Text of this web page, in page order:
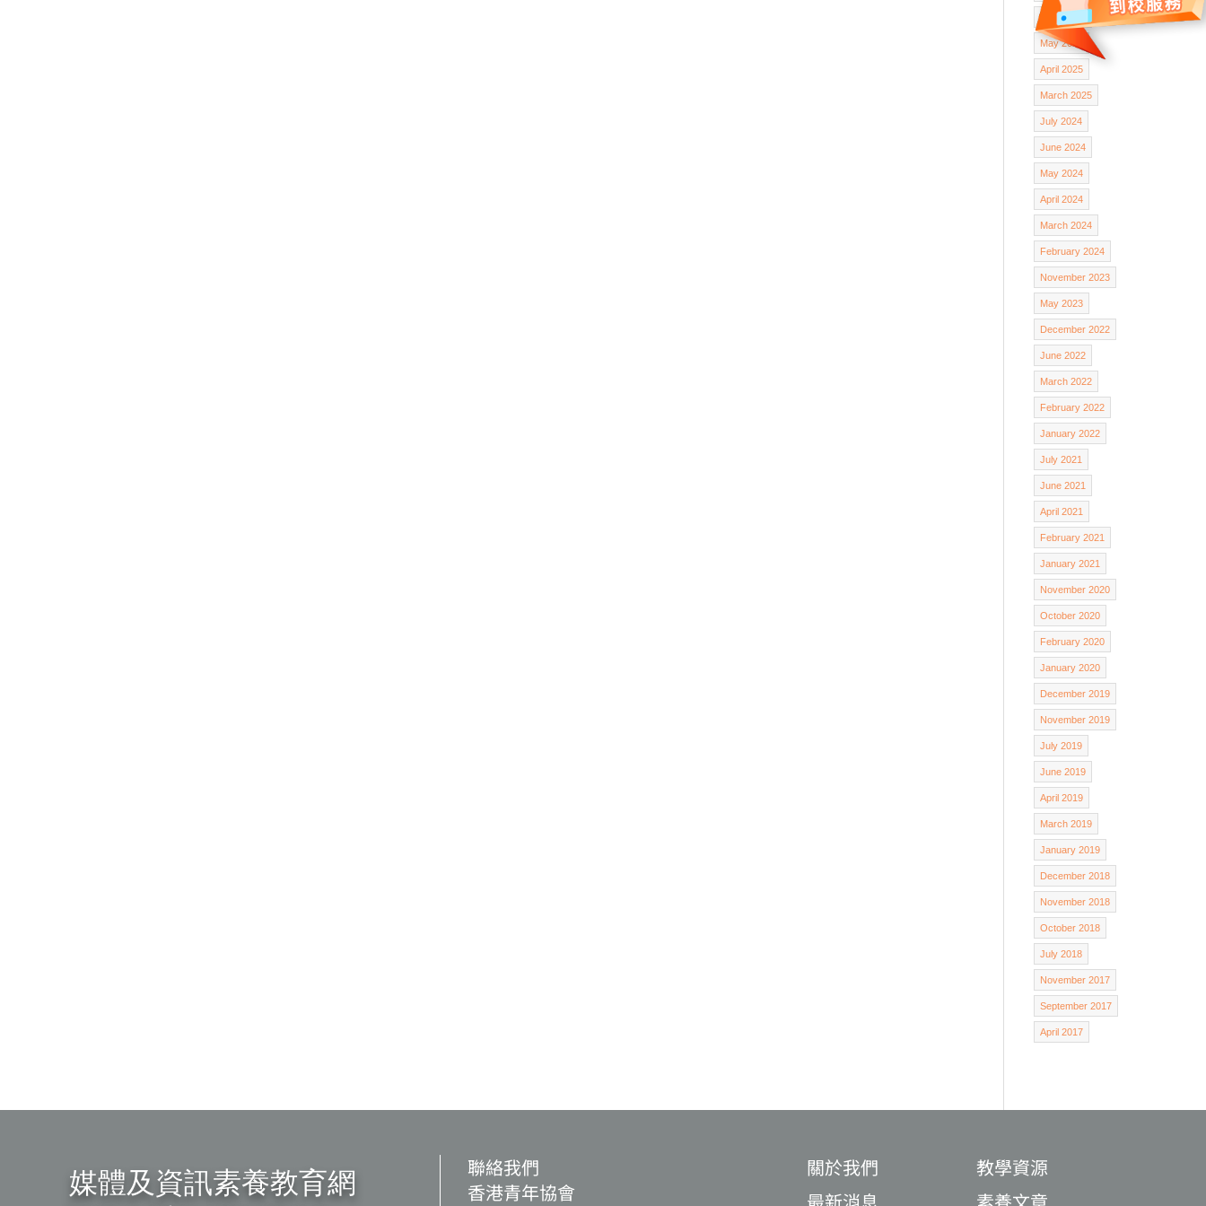
June 2025
May 2025
April 2025
March 2025
July 2024
June 2024
May 2024
April 2024
March 2024
February 2024
November 2023
May 2023
December 2022
June 2022
March 2022
February 2022
January 2022
July 2021
June 2021
April 2021
February 2021
January 2021
November 2020
October 2020
February 2020
January 2020
December 2019
November 2019
July 2019
June 2019
April 2019
March 2019
January 2019
December 2018
November 2018
October 2018
July 2018
November 2017
September 2017
April 2017
媒體及資訊素養教育網
聯絡我們
香港青年協會
關於我們
教學資源